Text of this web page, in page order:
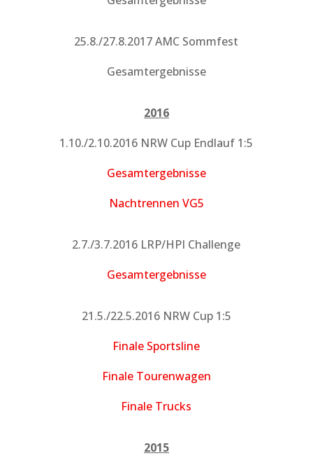
25.8./27.8.2017 AMC Sommfest
Gesamtergebnisse
2016
1.10./2.10.2016 NRW Cup Endlauf 1:5
Gesamtergebnisse
Nachtrennen VG5
2.7./3.7.2016 LRP/HPI Challenge
Gesamtergebnisse
21.5./22.5.2016 NRW Cup 1:5
Finale Sportsline
Finale Tourenwagen
Finale Trucks
2015